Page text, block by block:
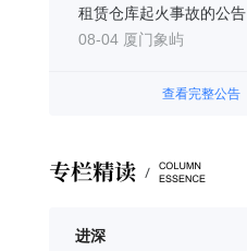
租赁仓库起火事故的公告
08-04 厦门象屿
查看完整公告
进深